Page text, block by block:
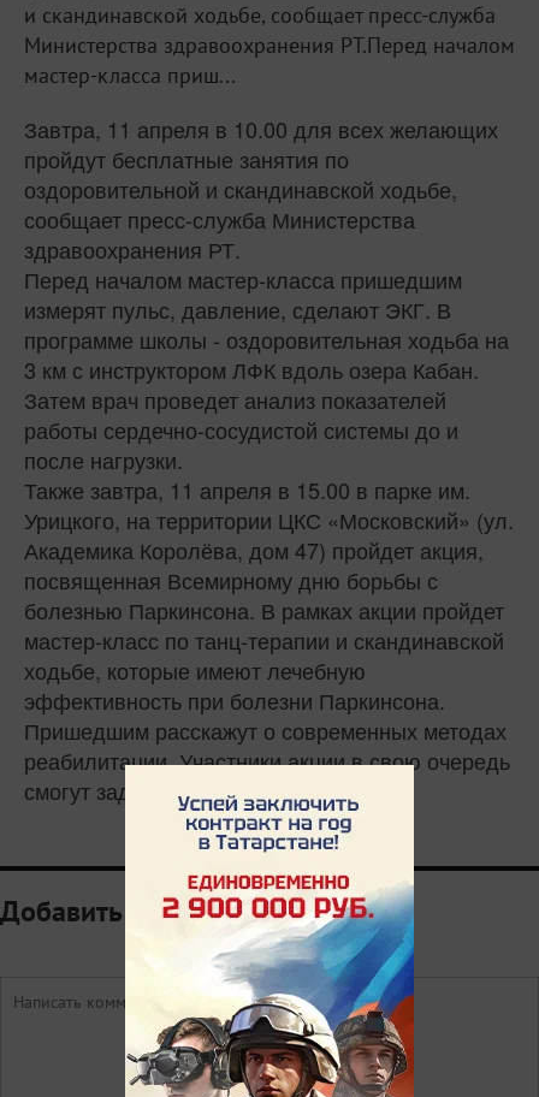
и скандинавской ходьбе, сообщает пресс-служба
Министерства здравоохранения РТ.Перед началом
мастер-класса приш...
Завтра, 11 апреля в 10.00 для всех желающих
пройдут бесплатные занятия по
оздоровительной и скандинавской ходьбе,
сообщает пресс-служба Министерства
здравоохранения РТ.
Перед началом мастер-класса пришедшим
измерят пульс, давление, сделают ЭКГ. В
программе школы - оздоровительная ходьба на
3 км с инструктором ЛФК вдоль озера Кабан.
Затем врач проведет анализ показателей
работы сердечно-сосудистой системы до и
после нагрузки.
Также завтра, 11 апреля в 15.00 в парке им.
Урицкого, на территории ЦКС «Московский» (ул.
Академика Королёва, дом 47) пройдет акция,
посвященная Всемирному дню борьбы с
болезнью Паркинсона. В рамках акции пройдет
мастер-класс по танц-терапии и скандинавской
ходьбе, которые имеют лечебную
эффективность при болезни Паркинсона.
Пришедшим расскажут о современных методах
реабилитации. Участники акции в свою очередь
смогут задать вопросы медикам.
Добавить комментарий